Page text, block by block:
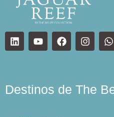
Destinos de The